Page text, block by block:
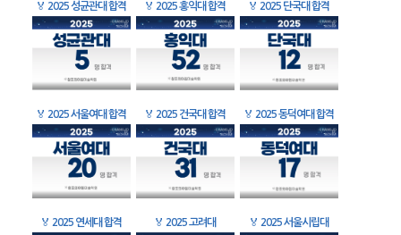
🏅 2025 성균관대 합격 🏅 2025 홍익대 합격 🏅 2025 단국대 합격
🏅 2025 서울여대 합격 🏅 2025 건국대 합격 🏅 2025 동덕여대 합격
🏅 2025 연세대 합격 🏅 2025 고려대 🏅 2025 서울시립대